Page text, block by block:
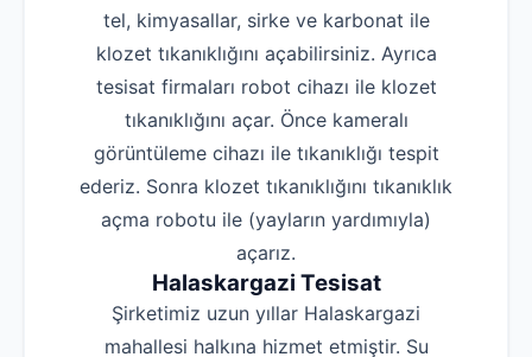
tel, kimyasallar, sirke ve karbonat ile
klozet tıkanıklığını açabilirsiniz. Ayrıca
tesisat firmaları robot cihazı ile klozet
tıkanıklığını açar. Önce kameralı
görüntüleme cihazı ile tıkanıklığı tespit
ederiz. Sonra klozet tıkanıklığını tıkanıklık
açma robotu ile (yayların yardımıyla)
açarız.
Halaskargazi Tesisat
Şirketimiz uzun yıllar Halaskargazi
mahallesi halkına hizmet etmiştir. Su